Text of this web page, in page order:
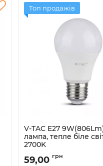
Топ продажів
V-TAC E27
лампа, тепле біле
2700K
59,00 грн